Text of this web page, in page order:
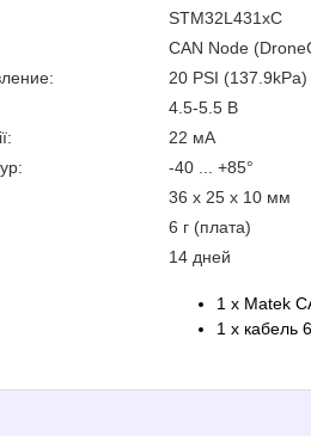
STM32L431xC
CAN Node
20 PSI (137.9kPa)
4.5-5.5 В
22 мА
-40 ... +85°
36 x 25 x 10 мм
6 г (плата)
14 дней
1 x Matek
1 x кабель